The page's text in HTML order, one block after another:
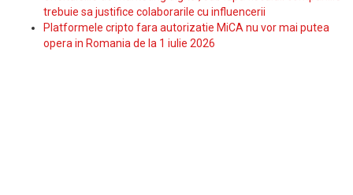
trebuie sa justifice colaborarile cu influencerii
Platformele cripto fara autorizatie MiCA nu vor mai putea
opera in Romania de la 1 iulie 2026